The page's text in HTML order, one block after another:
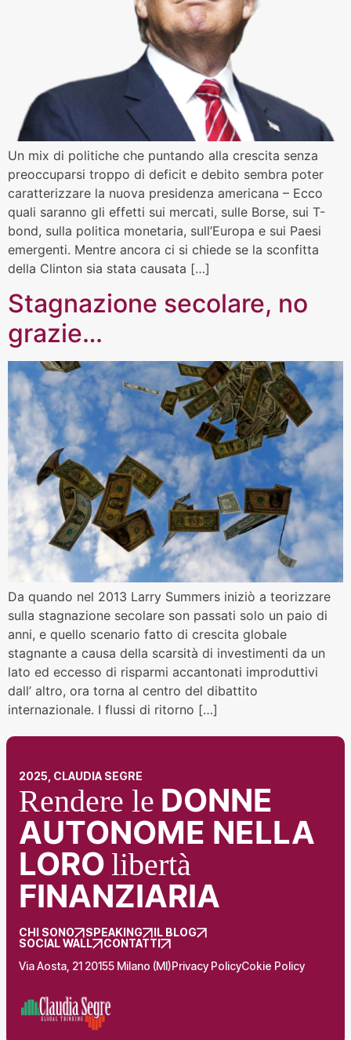
Un mix di politiche che puntando alla crescita senza
preoccuparsi troppo di deficit e debito sembra poter
caratterizzare la nuova presidenza americana – Ecco
quali saranno gli effetti sui mercati, sulle Borse, sui T-
bond, sulla politica monetaria, sull’Europa e sui Paesi
emergenti. Mentre ancora ci si chiede se la sconfitta
della Clinton sia stata causata […]
Stagnazione secolare, no
grazie…
Da quando nel 2013 Larry Summers iniziò a teorizzare
sulla stagnazione secolare son passati solo un paio di
anni, e quello scenario fatto di crescita globale
stagnante a causa della scarsità di investimenti da un
lato ed eccesso di risparmi accantonati improduttivi
dall’ altro, ora torna al centro del dibattito
internazionale. I flussi di ritorno […]
2025, CLAUDIA SEGRE
Rendere le DONNE
AUTONOME NELLA
LORO libertà
FINANZIARIA
CHI SONO SPEAKING
IL BLOG
SOCIAL WALL
CONTATTI
Via Aosta, 21 20155 Milano (MI)Privacy PolicyCokie Policy